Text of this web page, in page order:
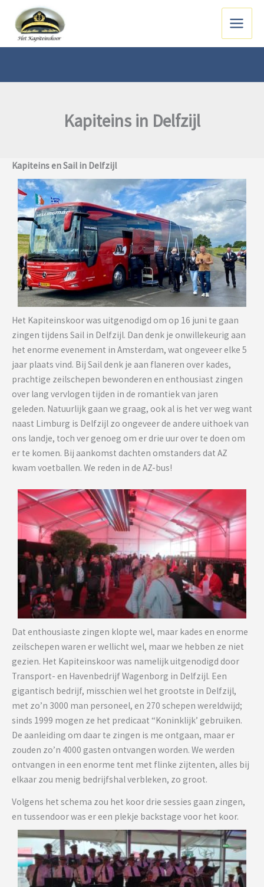
naar
inhoud
Main
Kapiteins in Delfzijl
Kapiteins en Sail in Delfzijl
Het Kapiteinskoor was uitgenodigd om op 16 juni te gaan
zingen tijdens Sail in Delfzijl. Dan denk je onwillekeurig aan
het enorme evenement in Amsterdam, wat ongeveer elke 5
jaar plaats vind. Bij Sail denk je aan flaneren over kades,
prachtige zeilschepen bewonderen en enthousiast zingen
over lang vervlogen tijden in de romantiek van jaren
geleden. Natuurlijk gaan we graag, ook al is het ver weg want
naast Limburg is Delfzijl zo ongeveer de andere uithoek van
ons landje, toch ver genoeg om er drie uur over te doen om
er te komen. Bij aankomst dachten omstanders dat AZ
kwam voetballen. We reden in de AZ-bus!
Dat enthousiaste zingen klopte wel, maar kades en enorme
zeilschepen waren er wellicht wel, maar we hebben ze niet
gezien. Het Kapiteinskoor was namelijk uitgenodigd door
Transport- en Havenbedrijf Wagenborg in Delfzijl. Een
gigantisch bedrijf, misschien wel het grootste in Delfzijl,
met zo’n 3000 man personeel, en 270 schepen wereldwijd;
sinds 1999 mogen ze het predicaat “Koninklijk’ gebruiken.
De aanleiding om daar te zingen is me ontgaan, maar er
zouden zo’n 4000 gasten ontvangen worden. We werden
ontvangen in een enorme tent met flinke zijtenten, alles bij
elkaar zou menig bedrijfshal verbleken, zo groot.
Volgens het schema zou het koor drie sessies gaan zingen,
en tussendoor was er een plekje backstage voor het koor.